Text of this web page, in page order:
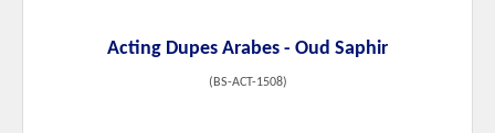
Acting Dupes Arabes - Oud Saphir
( BS-ACT-1508)